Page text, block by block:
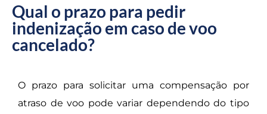
Qual o prazo para pedir
indenização em caso de voo
cancelado?
O prazo para solicitar uma compensação por
atraso de voo pode variar dependendo do tipo